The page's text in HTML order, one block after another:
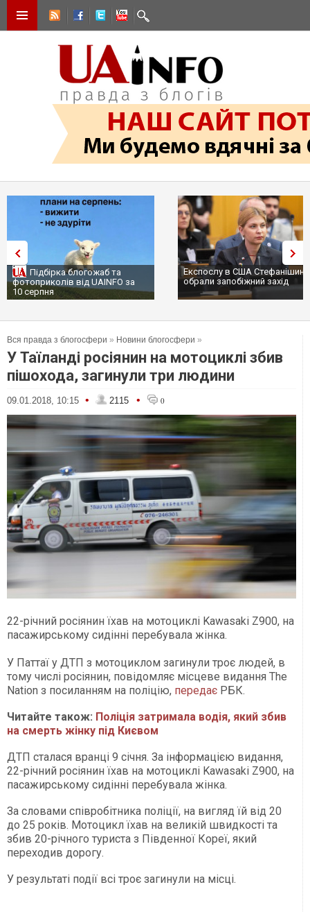
Підбірка блогожаб та
фотоприколів від UAINFO за
10 серпня
Експослу в США
обрали запобіжний захід
Вся правда з блогосфери » Новини блогосфери »
У Таїланді росіянин на мотоциклі збив
пішохода, загинули три людини
09.01.2018, 10:15 • 2115 • 0
22-річний росіянин їхав на мотоциклі Kawasaki Z900, на
пасажирському сидінні перебувала жінка.
У Паттаї у ДТП з мотоциклом загинули троє людей, в
тому числі росіянин, повідомляє місцеве видання The
Nation з посиланням на поліцію, передає РБК.
Читайте також: Поліція затримала водія, який збив
на смерть жінку під Києвом
ДТП сталася вранці 9 січня. За інформацією видання,
22-річний росіянин їхав на мотоциклі Kawasaki Z900, на
пасажирському сидінні перебувала жінка.
За словами співробітника поліції, на вигляд їй від 20
до 25 років. Мотоцикл їхав на великій швидкості та
збив 20-річного туриста з Південної Кореї, який
переходив дорогу.
У результаті події всі троє загинули на місці.